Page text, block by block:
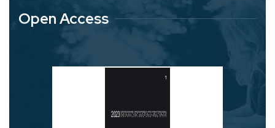
Open Access